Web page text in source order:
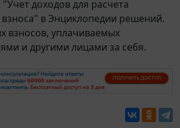
доходов для расчета
в Энциклопедии решений.
взносов, уплачиваемых
и другими лицами за себя.